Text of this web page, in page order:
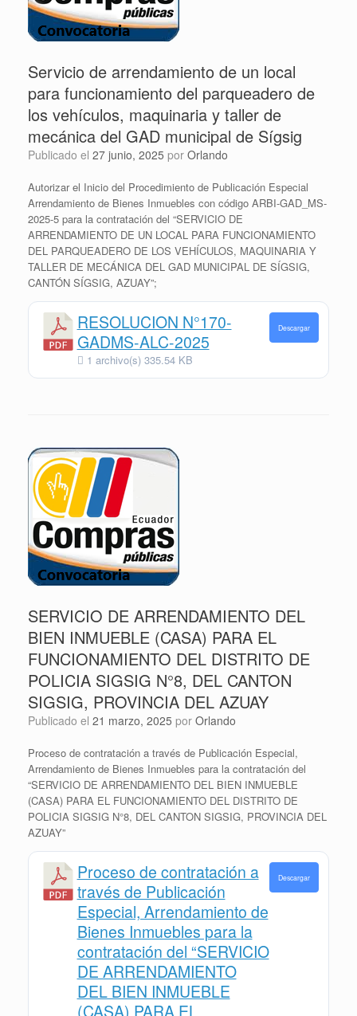
Servicio de arrendamiento de un local
para funcionamiento del parqueadero de
los vehículos, maquinaria y taller de
mecánica del GAD municipal de Sígsig
Publicado el 27 junio, 2025 por Orlando
Autorizar el Inicio del Procedimiento de Publicación Especial
Arrendamiento de Bienes Inmuebles con código ARBI-GAD_MS-
2025-5 para la contratación del “SERVICIO DE
ARRENDAMIENTO DE UN LOCAL PARA FUNCIONAMIENTO
DEL PARQUEADERO DE LOS VEHÍCULOS, MAQUINARIA Y
TALLER DE MECÁNICA DEL GAD MUNICIPAL DE SÍGSIG,
CANTÓN SÍGSIG, AZUAY”;
RESOLUCION N°170-
GADMS-ALC-2025
1 archivo(s) 335.54 KB
Descargar
SERVICIO DE ARRENDAMIENTO DEL
BIEN INMUEBLE (CASA) PARA EL
FUNCIONAMIENTO DEL DISTRITO DE
POLICIA SIGSIG N°8, DEL CANTON
SIGSIG, PROVINCIA DEL AZUAY
Publicado el 21 marzo, 2025 por Orlando
Proceso de contratación a través de Publicación Especial,
Arrendamiento de Bienes Inmuebles para la contratación del
“SERVICIO DE ARRENDAMIENTO DEL BIEN INMUEBLE
(CASA) PARA EL FUNCIONAMIENTO DEL DISTRITO DE
POLICIA SIGSIG N°8, DEL CANTON SIGSIG, PROVINCIA DEL
AZUAY”
Proceso de contratación a
través de Publicación
Especial, Arrendamiento de
Bienes Inmuebles para la
contratación del “SERVICIO
DE ARRENDAMIENTO
DEL BIEN INMUEBLE
(CASA) PARA EL
Descargar